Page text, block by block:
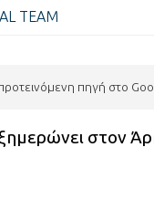
TEAM
πηγή στο
στον